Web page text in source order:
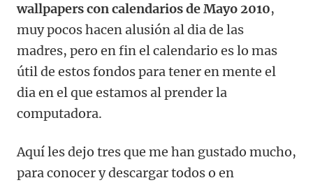
wallpapers con calendarios de Mayo 2010,
muy pocos hacen alusión al dia de las
madres, pero en fin el calendario es lo mas
útil de estos fondos para tener en mente el
dia en el que estamos al prender la
computadora.
Aquí les dejo tres que me han gustado mucho,
para conocer y descargar todos o en